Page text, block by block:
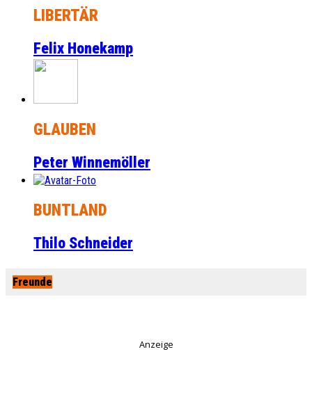
LIBERTÄR
Felix Honekamp
GLAUBEN
Peter Winnemöller
BUNTLAND
Thilo Schneider
Freunde
Anzeige